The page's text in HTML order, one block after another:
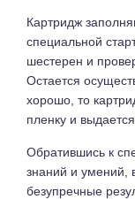
Картридж
специальной
шестерен и
Остается
хорошо, то
пленку и выдается
Обратившись к
знаний и умений,
безупречные